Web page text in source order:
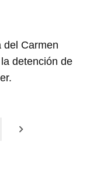
del Carmen
detención de